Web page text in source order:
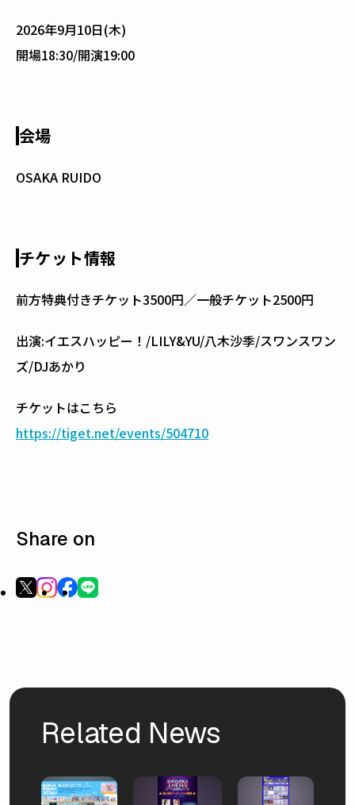
2026年9月10日(木)
開場18:30/開演19:00
会場
OSAKA RUIDO
チケット情報
前方特典付きチケット3500円／一般チケット2500円
出演:イエスハッピー！/LILY&YU/八木沙季/スワンスワン
ズ/DJあかり
チケットはこちら
https://tiget.net/events/504710
Share on
Related News